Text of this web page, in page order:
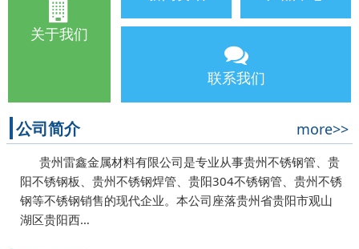
关于我们
联系我们
公司简介 more>>
贵州雷鑫金属材料有限公司是专业从事贵州不锈钢管、贵
阳不锈钢板、贵州不锈钢焊管、贵阳304不锈钢管、贵州不锈
钢等不锈钢销售的现代企业。本公司座落贵州省贵阳市观山
湖区贵阳西…